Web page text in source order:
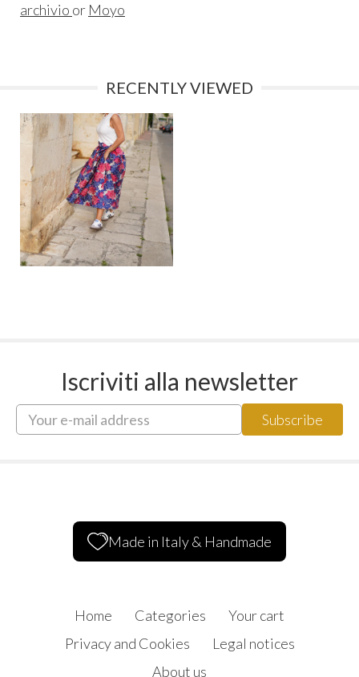
archivio or Moyo
RECENTLY VIEWED
Iscriviti alla newsletter
Made in Italy & Handmade
Home Categories
Your cart
Privacy and Cookies
Legal notices
About us